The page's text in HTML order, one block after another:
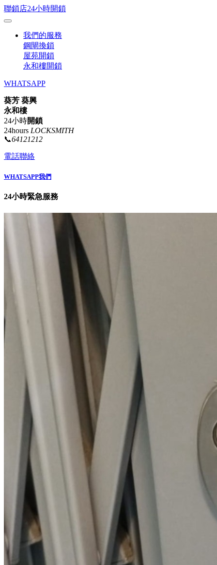
聯鎖店24小時開鎖
我們的服務
鋼閘換鎖
屋苑開鎖
永和樓開鎖
WHATSAPP
葵芳 葵興
永和樓
24小時開鎖
24hours LOCKSMITH
📞64121212
電話聯絡
WHATSAPP我們
24小時緊急服務